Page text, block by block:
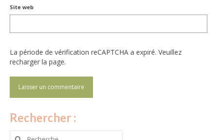
Site web
La période de vérification reCAPTCHA a expiré. Veuillez
recharger la page.
Rechercher :
Rechercher